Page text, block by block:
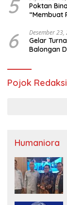
5
Poktan
“Membuat
6 Desember 23,
Gelar
Balongan
Pojok Redaksi
Humaniora